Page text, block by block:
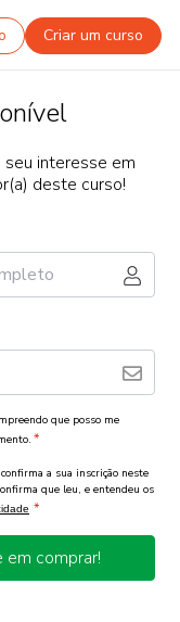
Criar um curso
interesse em
deste curso!
que posso me
*
a sua inscrição neste
que leu, e entendeu os
*
em comprar!